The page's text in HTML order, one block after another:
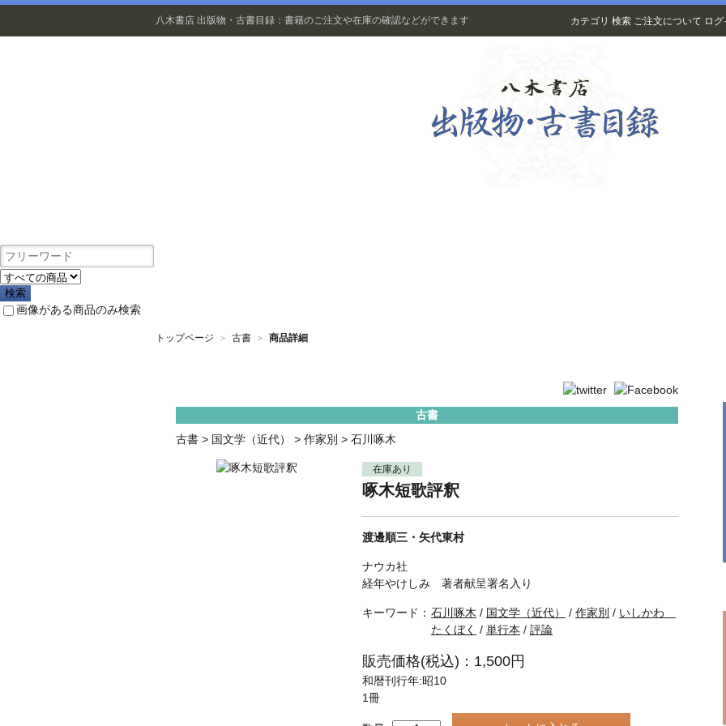
八木書店 出版物・古書目録：書籍のご注文や在庫の確認などができます カテゴリ 検索 ご注文について ログ
画像がある商品のみ検索
トップページ ＞ 古書 ＞ 商品詳細
古書
古書 > 国文学（近代） > 作家別 > 石川啄木
在庫あり
啄木短歌評釈
渡邊順三・矢代東村
ナウカ社
経年やけしみ 著者献呈署名入り
キーワード： 石川啄木 / 国文学（近代） / 作家別 / いしかわ
たくぼく / 単行本 / 評論
販売価格(税込)：1,500円
和暦刊行年:昭10
1冊